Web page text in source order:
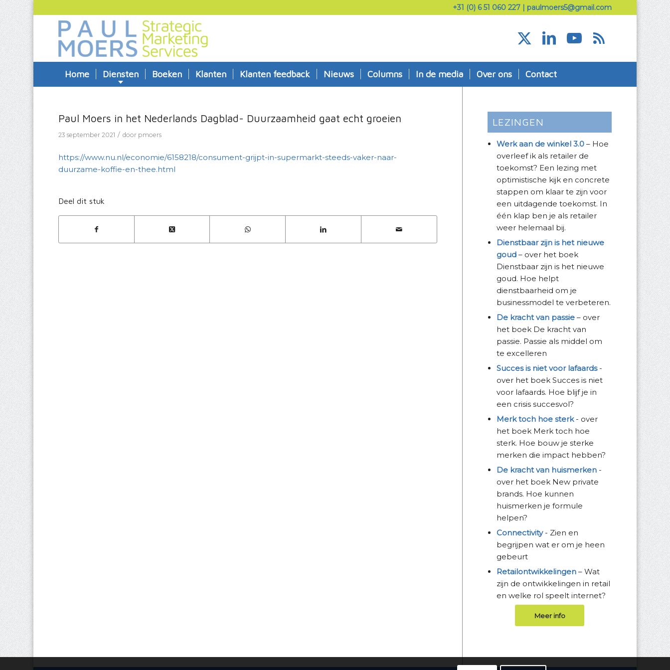
+31 (0) 6 51 060 227| paulmoers5@gmail.com
Home Diensten Boeken Klanten Klanten feedback Nieuws Columns In de media Over ons Contact
Paul Moers in het Nederlands Dagblad- Duurzaamheid gaat echt groeien
23 september 2021 / door pmoers
https://www.nu.nl/economie/6158218/consument-grijpt-in-supermarkt-steeds-vaker-naar-
duurzame-koffie-en-thee.html
Deel dit stuk
LEZINGEN
Werk aan de winkel 3.0 – Hoe
overleef ik als retailer de
toekomst? Een lezing met
optimistische kijk en concrete
stappen om klaar te zijn voor
een uitdagende toekomst. In
één klap ben je als retailer
weer helemaal bij.
Dienstbaar zijn is het nieuwe
goud – over het boek
Dienstbaar zijn is het nieuwe
goud. Hoe helpt
dienstbaarheid om je
businessmodel te verbeteren.
De kracht van passie – over
het boek De kracht van
passie. Passie als middel om
te excelleren
Succes is niet voor lafaards-
over het boek Succes is niet
voor lafaards. Hoe blijf je in
een crisis succesvol?
Merk toch hoe sterk- over
het boek Merk toch hoe
sterk. Hoe bouw je sterke
merken die impact hebben?
De kracht van huismerken -
over het boek New private
brands. Hoe kunnen
huismerken je formule
helpen?
Connectivity- Zien en
begrijpen wat er om je heen
gebeurt
Retailontwikkelingen – Wat
zijn de ontwikkelingen in retail
en welke rol speelt internet?
Meer info